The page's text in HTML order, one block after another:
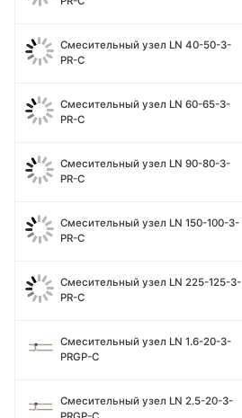
Смесительный узел LN 40-50-3-
PR-C
Смесительный узел LN 60-65-3-
PR-C
Смесительный узел LN 90-80-3-
PR-C
Смесительный узел LN 150-100-3-
PR-C
Смесительный узел LN 225-125-3-
PR-C
Смесительный узел LN 1.6-20-3-
PRGP-C
Смесительный узел LN 2.5-20-3-